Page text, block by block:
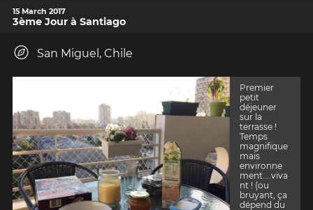
15 March 2017
3ème Jour à Santiago
San Miguel, Chile
Premier
petit
déjeuner
sur la
terrasse !
Temps
magnifique
mais
environne
ment....viva
nt ! (ou
bruyant, ça
dépend du